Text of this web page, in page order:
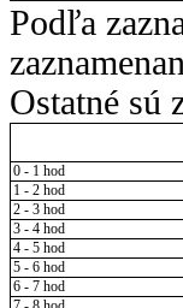
Podľa
Ostatné sú
0 - 1 hod
1 - 2 hod
2 - 3 hod
3 - 4 hod
4 - 5 hod
5 - 6 hod
6 - 7 hod